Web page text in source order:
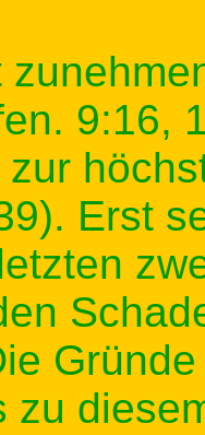
9:16,
Erst
zu